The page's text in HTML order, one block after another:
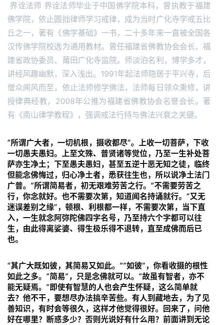
界诠法师 界诠法师毕业于中国佛学院本科，曾执教于福建
佛学院，依止圆拙律师学习戒律，成为当时广化寺学戒五比
丘之一，著有《佛学基础》一书，二十多年来一直被全国各
汉传佛学院校选为通用教材。曾任福建省佛教协会会长、福
建省政协委员、莆田广化寺监院。师淡泊名利，博学多才，
讲经风趣幽默，深入浅出。1991年起法师隐居于平兴寺，后
僧众闻风而至，依止法师修学佛法，法师每日领众熏修，讲
授律典经教，2008年公推为福建省佛教协会名誉会长。著
有《南山律学教程》，强调戒法行持与佛法兴衰之关键。
“所谓广大者，一切机根，摄收都尽”。上收一切菩萨，下收
一切愚夫愚妇。上至文殊、普贤诸等觉位，乃至一生补处菩
萨亦生净土；下至愚夫愚妇，甚至五逆十恶无知之徒，临终
但能念佛悔过，归心净土者，悉获往生也，所以说净土法门
广普。“所谓简易者，初无艰难劳苦之行。”不需要劳苦之
行，你念就好。也不需要次第，知道闻名持诵就行。“又无
迷误差别之缘”，顿根、利根都一样，不需要次第，当下直
入，一生就念阿弥陀佛四字名号，乃至持六个字都可以往
生，由此得离娑婆、得生极乐得不退转，直至成佛而后已
也。
“其广大既如彼，其简易又如此。 ”“如彼”，你看收摄的根性
如此之多。“简易”，只是念佛就可以。“故虽有智者，亦不
能无疑焉。”即使有智慧的人也会产生怀疑，这么简单就
去？他不干，要想尽办法搞辛苦些。有人到藏地去，为了见
善知识，有时会等很久，这样才他觉得很好。回来了，问他
好在哪里？断惑多少？否则光说好有什么用？前面讲到无论